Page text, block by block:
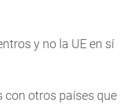
y no la UE en sí
con otros países que